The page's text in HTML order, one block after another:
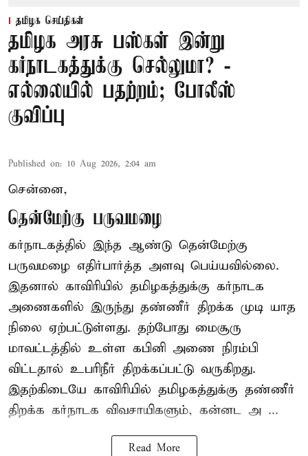
தமிழக செய்திகள்
தமிழக அரசு பஸ்கள் இன்று
கர்நாடகத்துக்கு செல்லுமா? -
எல்லையில் பதற்றம்; போலீஸ்
குவிப்பு
Published on: 10 Aug 2026, 2:04 am
சென்னை,
தென்மேற்கு பருவமழை
கர்நாடகத்தில் இந்த ஆண்டு தென்மேற்கு
பருவமழை எதிர்பார்த்த அளவு பெய்யவில்லை.
இதனால் காவிரியில் தமிழகத்துக்கு கர்நாடக
அணைகளில் இருந்து தண்ணீர் திறக்க முடி யாத
நிலை ஏற்பட்டுள்ளது. தற்போது மைசூரு
மாவட்டத்தில் உள்ள கபினி அணை நிரம்பி
விட்டதால் உபரிநீர் திறக்கப்பட்டு வருகிறது.
இதற்கிடையே காவிரியில் தமிழகத்துக்கு தண்ணீர்
திறக்க கர்நாடக விவசாயிகளும், கன்னட அ ...
Read More